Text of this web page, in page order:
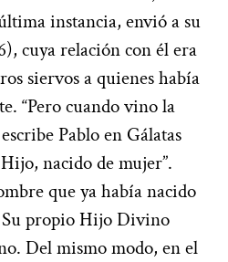
instancia, envió a su
cuya relación con él era
siervos a quienes había
“Pero cuando vino la
Pablo en Gálatas
nacido de mujer”.
que ya había nacido
propio Hijo Divino
Del mismo modo, en el